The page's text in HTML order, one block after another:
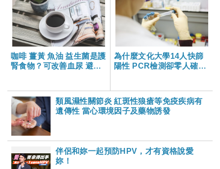
咖啡 薑黃 魚油 益生菌是護
腎食物？可改善血尿 避免
為什麼文化大學14人快篩
陽性 PCR檢測卻零人確
類風濕性關節炎 紅斑性狼瘡等免疫疾病有
遺傳性 當心環境因子及藥物誘發
伴侶和妳一起預防HPV，才有資格說愛
妳！